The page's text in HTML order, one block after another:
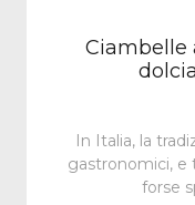
Ciambelle
In Italia, la
gastronomici, e
forse